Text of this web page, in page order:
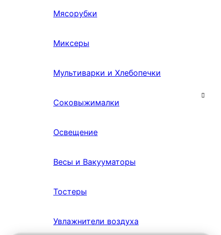
Мясорубки
Миксеры
Мультиварки и Хлебопечки
Соковыжималки
Освещение
Весы и Вакууматоры
Тостеры
Увлажнители воздуха